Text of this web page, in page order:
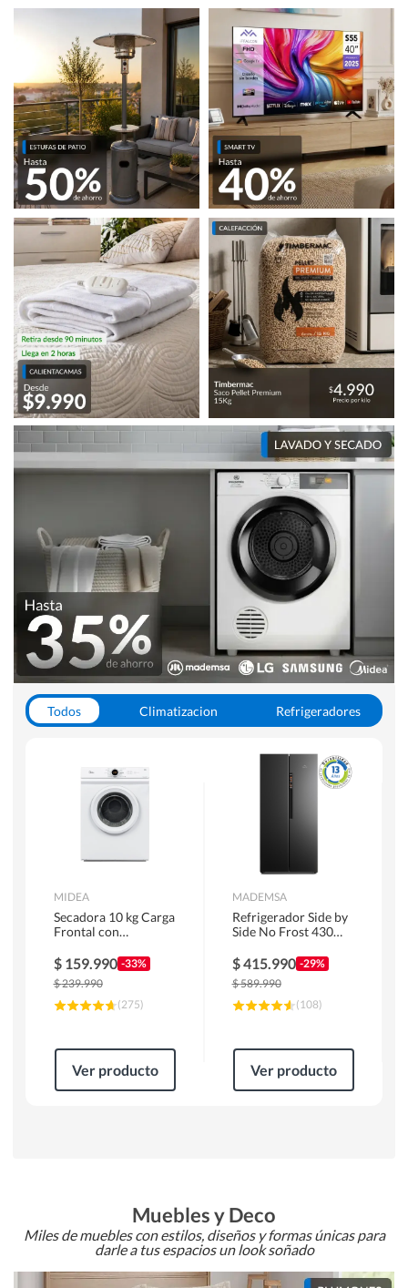
Todos Climatizacion
Refrigeradores
Otros
MIDEA
Secadora 10 kg Carga
Frontal con
MD100A100/W2
$ 159.990 -33%
$239.990
(275)
Ver producto
MADEMSA
Refrigerador Side by
Side No Frost 430
MAS430B
$415.990 -29%
$589.990
(108)
Ver producto
Muebles y Deco
Miles de muebles con estilos, diseños y formas únicas para
darle a tus espacios un look soñado